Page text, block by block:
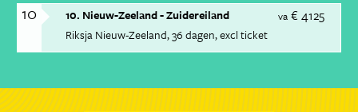
10 va € 4125
10. Nieuw-Zeeland - Zuidereiland
Riksja Nieuw-Zeeland 36 dagen excl ticket